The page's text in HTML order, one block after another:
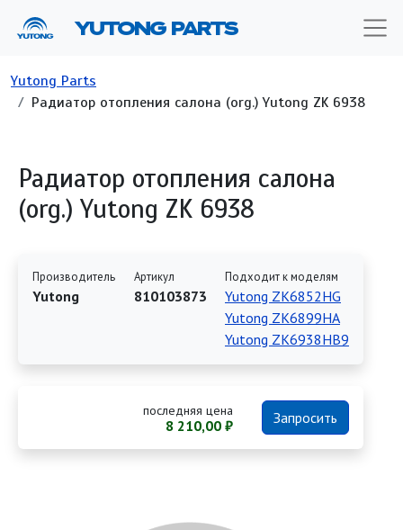
YUTONG PARTS
Строка навигации
Yutong Parts
Радиатор отопления салона (org.) Yutong ZK 6938
Радиатор отопления салона
(org.) Yutong ZK 6938
Производитель
Yutong
Артикул
810103873
Подходит к моделям
Yutong ZK6852HG
Yutong ZK6899HA
Yutong ZK6938HB9
последняя цена
8 210,00 ₽ Запросить